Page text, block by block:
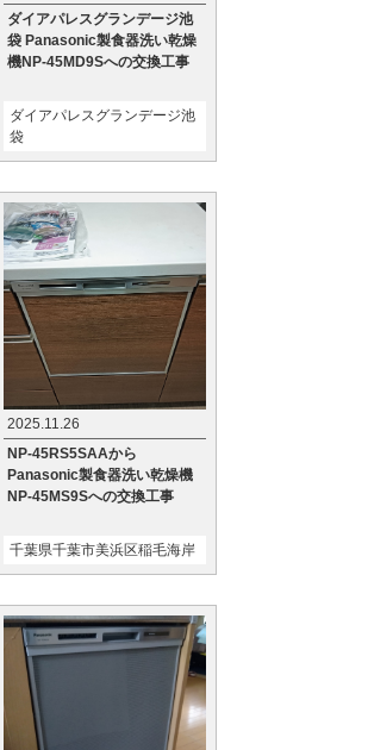
ダイアパレスグランデージ池
袋 Panasonic製食器洗い乾燥
機NP-45MD9Sへの交換工事
ダイアパレスグランデージ池
袋
2025.11.26
NP-45RS5SAAから
Panasonic製食器洗い乾燥機
NP-45MS9Sへの交換工事
千葉県千葉市美浜区稲毛海岸